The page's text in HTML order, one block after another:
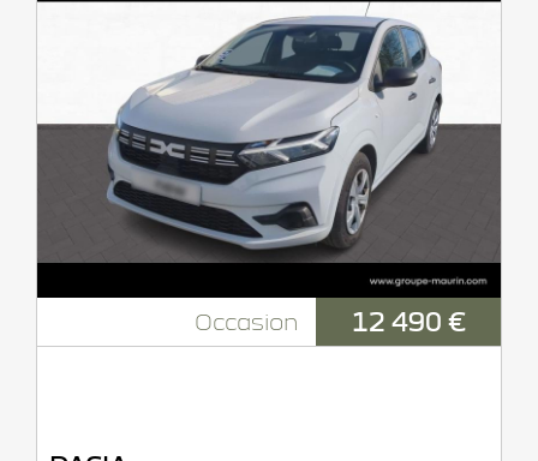
Occasion 12 490 €